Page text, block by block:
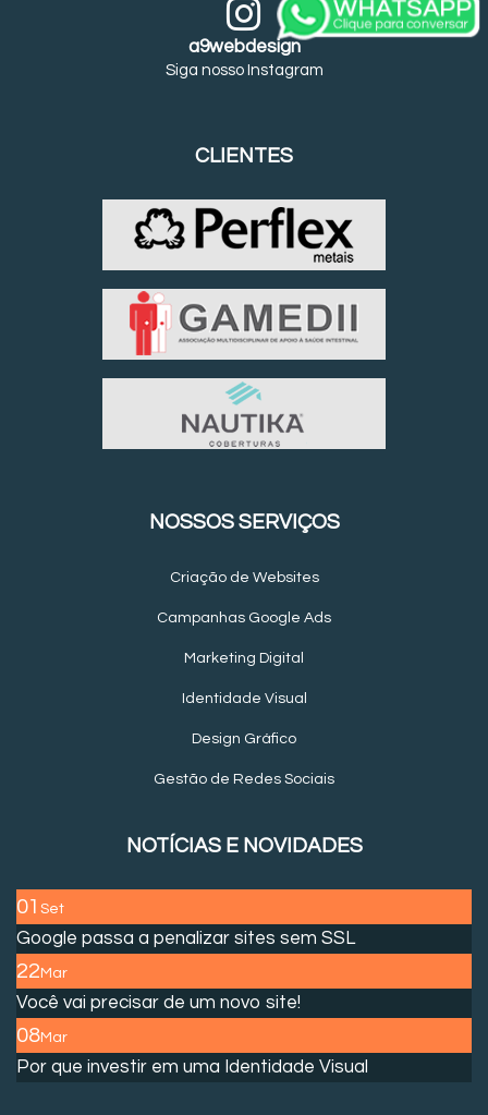
a9webdesign
Siga nosso Instagram
CLIENTES
NOSSOS SERVIÇOS
Criação de Websites
Campanhas Google Ads
Marketing Digital
Identidade Visual
Design Gráfico
Gestão de Redes Sociais
NOTÍCIAS E NOVIDADES
01 Set
Google passa a penalizar sites sem SSL
22 Mar
Você vai precisar de um novo site!
08Mar
Por que investir em uma Identidade Visual